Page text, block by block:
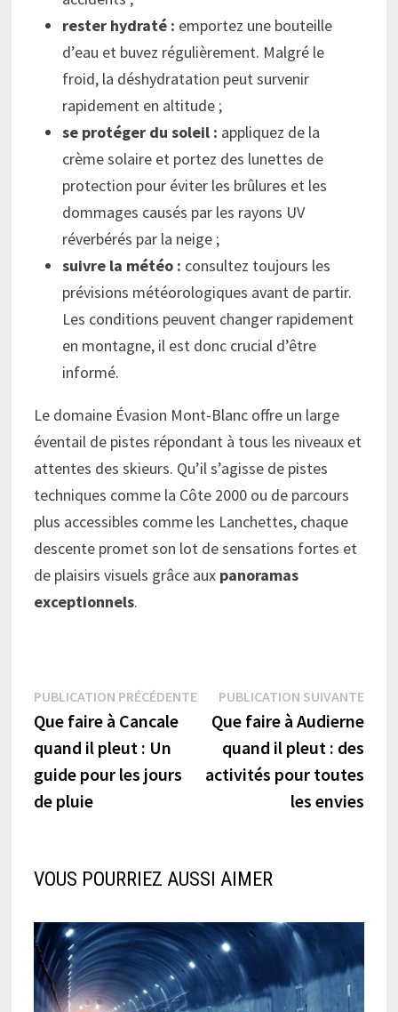
rester hydraté : emportez une bouteille
d’eau et buvez régulièrement. Malgré le
froid, la déshydratation peut survenir
rapidement en altitude ;
se protéger du soleil : appliquez de la
crème solaire et portez des lunettes de
protection pour éviter les brûlures et les
dommages causés par les rayons UV
réverbérés par la neige ;
suivre la météo : consultez toujours les
prévisions météorologiques avant de partir.
Les conditions peuvent changer rapidement
en montagne, il est donc crucial d’être
informé.
Le domaine Évasion Mont-Blanc offre un large
éventail de pistes répondant à tous les niveaux et
attentes des skieurs. Qu’il s’agisse de pistes
techniques comme la Côte 2000 ou de parcours
plus accessibles comme les Lanchettes, chaque
descente promet son lot de sensations fortes et
de plaisirs visuels grâce aux panoramas
exceptionnels.
Navigation
de
l’article
PUBLICATION PRÉCÉDENTEPublication
précédente :
Que faire à Cancale
quand il pleut : Un
guide pour les jours
de pluie
PUBLICATION SUIVANTE
Que faire à Audierne
quand il pleut : des
activités pour toutes
les envies
VOUS POURRIEZ AUSSI AIMER